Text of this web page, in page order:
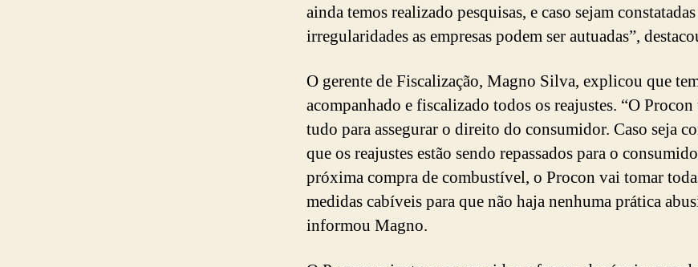
ainda temos realizado pesquisas, e caso sejam
irregularidades as empresas podem ser autuadas”,
O gerente de Fiscalização, Magno Silva, explicou que
acompanhado e fiscalizado todos os reajustes. “O
tudo para assegurar o direito do consumidor. Caso seja
que os reajustes estão sendo repassados para o
próxima compra de combustível, o Procon vai tomar
medidas cabíveis para que não haja nenhuma prática
informou Magno.